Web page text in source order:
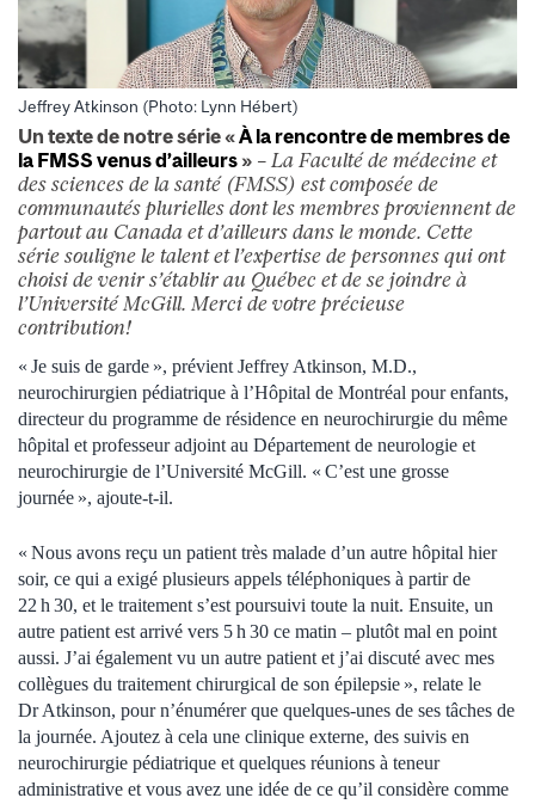
Jeffrey Atkinson (Photo: Lynn Hébert)
Un texte de notre série «À la rencontre de membres de
la FMSS venus d’ailleurs» – La Faculté de médecine et
des sciences de la santé (FMSS) est composée de
communautés plurielles dont les membres proviennent de
partout au Canada et d’ailleurs dans le monde. Cette
série souligne le talent et l’expertise de personnes qui ont
choisi de venir s’établir au Québec et de se joindre à
l’Université McGill. Merci de votre précieuse
contribution!
« Je suis de garde », prévient Jeffrey Atkinson, M.D.,
neurochirurgien pédiatrique à l’Hôpital de Montréal pour enfants,
directeur du programme de résidence en neurochirurgie du même
hôpital et professeur adjoint au Département de neurologie et
neurochirurgie de l’Université McGill. « C’est une grosse
journée », ajoute-t-il.
« Nous avons reçu un patient très malade d’un autre hôpital hier
soir, ce qui a exigé plusieurs appels téléphoniques à partir de
22 h 30, et le traitement s’est poursuivi toute la nuit. Ensuite, un
autre patient est arrivé vers 5 h 30 ce matin – plutôt mal en point
aussi. J’ai également vu un autre patient et j’ai discuté avec mes
collègues du traitement chirurgical de son épilepsie », relate le
Dr Atkinson, pour n’énumérer que quelques-unes de ses tâches de
la journée. Ajoutez à cela une clinique externe, des suivis en
neurochirurgie pédiatrique et quelques réunions à teneur
administrative et vous avez une idée de ce qu’il considère comme